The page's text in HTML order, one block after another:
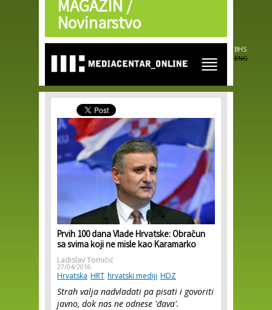
Skip to
main
content
MAGAZIN /
Novinarstvo
BHS
ENG
Prvih 100 dana Vlade Hrvatske: Obračun
sa svima koji ne misle kao Karamarko
Ladislav Tomičić
27/04/2016
Hrvatska HRT hrvatski mediji HDZ
Strah valja nadvladati pa pisati i govoriti
javno, dok nas ne odnese 'đava'.